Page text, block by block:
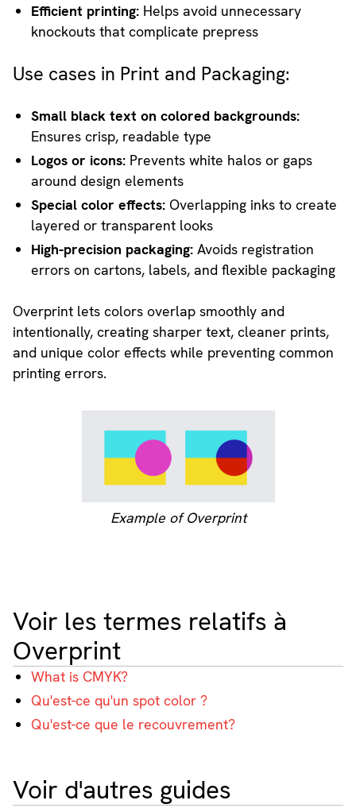
Efficient printing: Helps avoid unnecessary
knockouts that complicate prepress
Use cases in Print and Packaging:
Small black text on colored backgrounds:
Ensures crisp, readable type
Logos or icons: Prevents white halos or gaps
around design elements
Special color effects: Overlapping inks to create
layered or transparent looks
High-precision packaging: Avoids registration
errors on cartons, labels, and flexible packaging
Overprint lets colors overlap smoothly and
intentionally, creating sharper text, cleaner prints,
and unique color effects while preventing common
printing errors.
Example of Overprint
Voir les termes relatifs à
Overprint
What is CMYK?
Qu'est-ce qu'un spot color ?
Qu'est-ce que le recouvrement?
Voir d'autres guides